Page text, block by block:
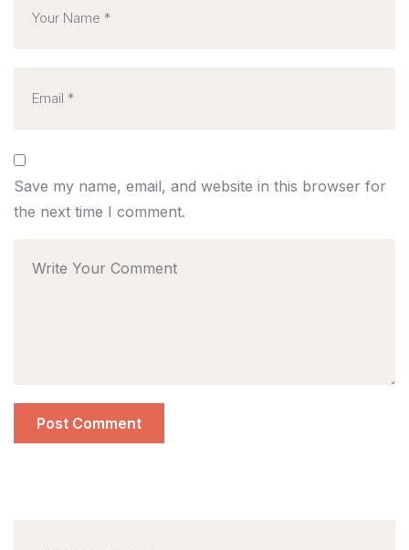
Save my name, email, and website in this browser for
the next time I comment.